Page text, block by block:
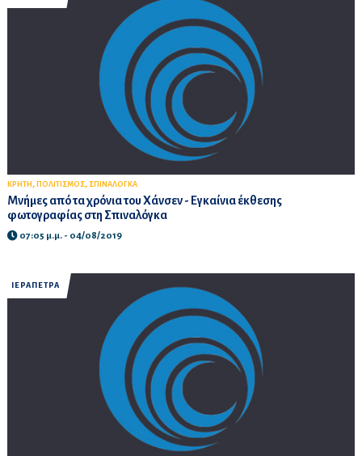
ΚΡΗΤΗ , ΠΟΛΙΤΙΣΜΟΣ, ΣΠΙΝΑΛΟΓΚΑ
Μνήμες από τα χρόνια του Χάνσεν - Εγκαίνια έκθεσης
φωτογραφίας στη Σπιναλόγκα
07:05 μ.μ. - 04/08/2019
ΙΕΡΑΠΕΤΡΑ